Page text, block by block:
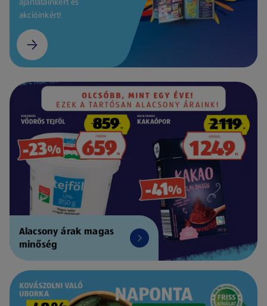
akcióinkért!
Alacsony árak magas
minőség